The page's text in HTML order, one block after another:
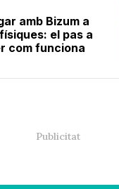
amb Bizum a
el pas a
com funciona